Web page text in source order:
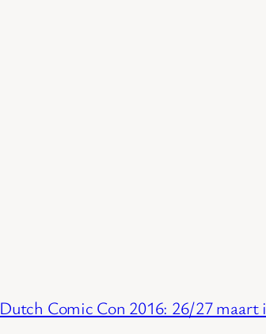
Dutch Comic Con 2016: 26/27 maart